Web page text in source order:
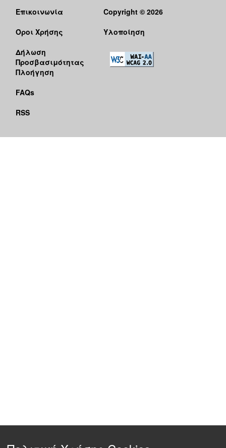
Επικοινωνία
Όροι Χρήσης
Δήλωση
Προσβασιμότητας
Πλοήγηση
FAQs
RSS
Copyright © 2026
Υλοποίηση